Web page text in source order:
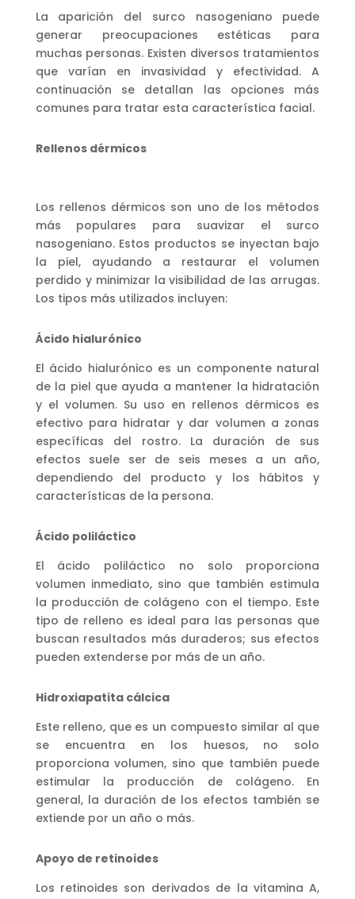
La aparición del surco nasogeniano puede
generar preocupaciones estéticas para
muchas personas. Existen diversos tratamientos
que varían en invasividad y efectividad. A
continuación se detallan las opciones más
comunes para tratar esta característica facial.
Rellenos dérmicos
Los rellenos dérmicos son uno de los métodos
más populares para suavizar el surco
nasogeniano. Estos productos se inyectan bajo
la piel, ayudando a restaurar el volumen
perdido y minimizar la visibilidad de las arrugas.
Los tipos más utilizados incluyen:
Ácido hialurónico
El ácido hialurónico es un componente natural
de la piel que ayuda a mantener la hidratación
y el volumen. Su uso en rellenos dérmicos es
efectivo para hidratar y dar volumen a zonas
específicas del rostro. La duración de sus
efectos suele ser de seis meses a un año,
dependiendo del producto y los hábitos y
características de la persona.
Ácido poliláctico
El ácido poliláctico no solo proporciona
volumen inmediato, sino que también estimula
la producción de colágeno con el tiempo. Este
tipo de relleno es ideal para las personas que
buscan resultados más duraderos; sus efectos
pueden extenderse por más de un año.
Hidroxiapatita cálcica
Este relleno, que es un compuesto similar al que
se encuentra en los huesos, no solo
proporciona volumen, sino que también puede
estimular la producción de colágeno. En
general, la duración de los efectos también se
extiende por un año o más.
Apoyo de retinoides
Los retinoides son derivados de la vitamina A,